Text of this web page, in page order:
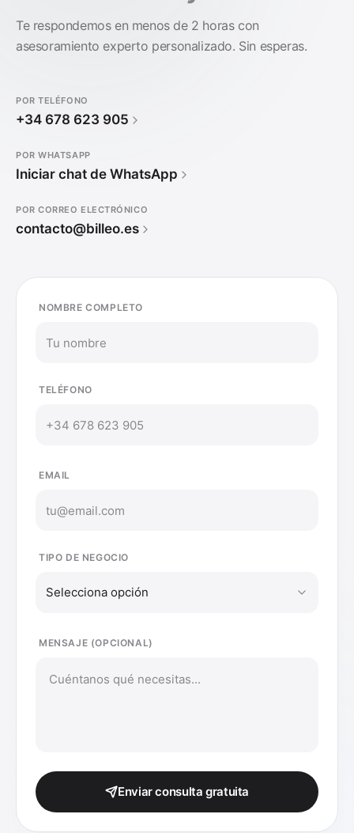
Te respondemos en menos de 2 horas con
asesoramiento experto personalizado. Sin esperas.
POR TELÉFONO
+34 678 623 905
POR WHATSAPP
Iniciar chat de WhatsApp
POR CORREO ELECTRÓNICO
contacto@billeo.es
NOMBRE COMPLETO
TELÉFONO
EMAIL
TIPO DE NEGOCIO
Selecciona opción
MENSAJE (OPCIONAL)
Enviar consulta gratuita